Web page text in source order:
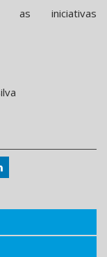
as iniciativas